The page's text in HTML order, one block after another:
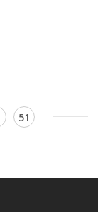
Página
51